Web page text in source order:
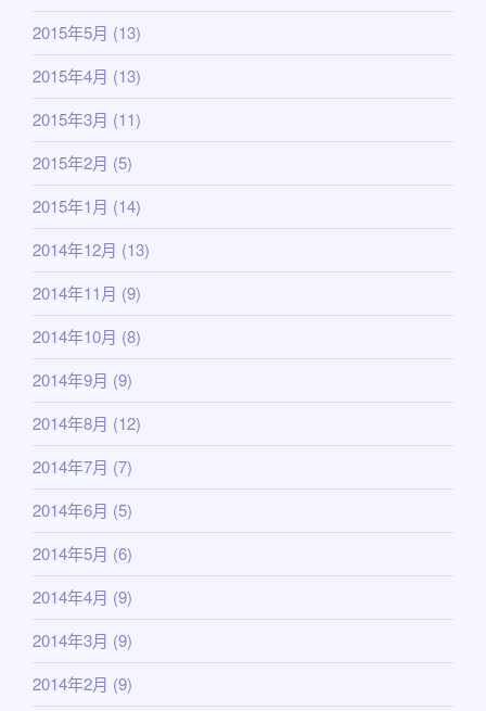
2015年5月 (13)
2015年4月 (13)
2015年3月 (11)
2015年2月 (5)
2015年1月 (14)
2014年12月 (13)
2014年11月 (9)
2014年10月 (8)
2014年9月 (9)
2014年8月 (12)
2014年7月 (7)
2014年6月 (5)
2014年5月 (6)
2014年4月 (9)
2014年3月 (9)
2014年2月 (9)